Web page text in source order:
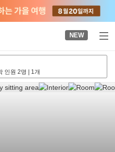
NEW
인원 2명 | 1개